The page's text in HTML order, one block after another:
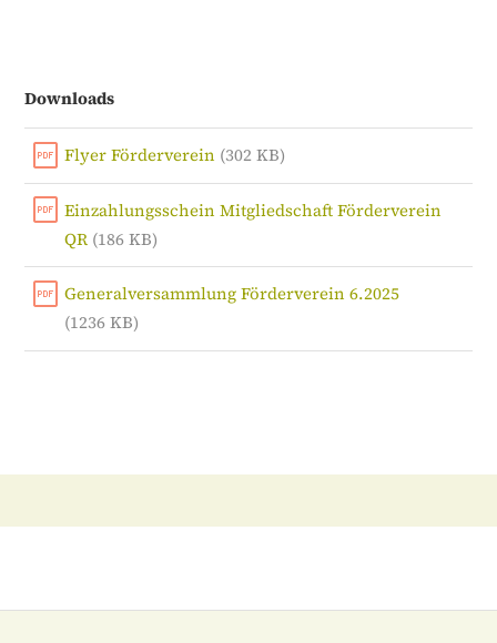
Downloads
Flyer Förderverein (302 KB)
Einzahlungsschein Mitgliedschaft Förderverein
QR (186 KB)
Generalversammlung Förderverein 6.2025
(1236 KB)